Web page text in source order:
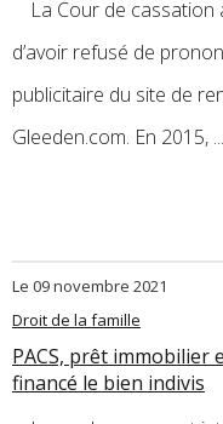
La Cour de cassation a approuvé la cour d’appel de Paris
d’avoir refusé de
publicitaire du site de
Gleeden.com. En 2015, ...
Le 09 novembre 2021
Droit de la famille
PACS, prêt
financé le bien indivis